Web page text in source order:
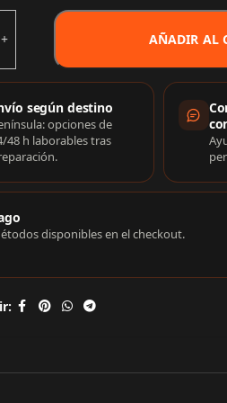
AÑADIR AL
de compra
según destino
opciones de
48 h laborables tras
disponibles en el checkout.